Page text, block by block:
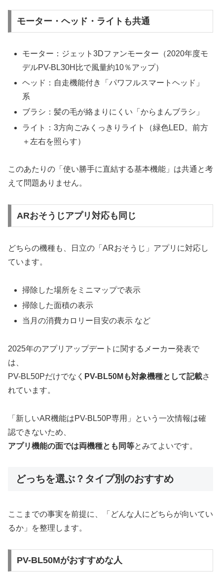
モーター・ヘッド・ライトも共通
モーター：ジェット3Dファンモーター（2020年度モ
デルPV-BL30H比で風量約10％アップ）
ヘッド：自走機能付き「パワフルスマートヘッド」
系
ブラシ：髪の毛が絡まりにくい「からまんブラシ」
ライト：3方向ごみくっきりライト（緑色LED。前方
＋左右を照らす）
このあたりの「使い勝手に直結する基本機能」は共通と考
えて問題ありません。
ARおそうじアプリ対応も同じ
どちらの機種も、日立の「ARおそうじ」アプリに対応し
ています。
掃除した場所をミニマップで表示
掃除した面積の表示
当月の消費カロリー目安の表示 など
2025年のアプリアップデートに関するメーカー発表で
は、
PV-BL50Pだけでなく PV-BL50Mも対象機種として記載さ
れています。
「新しいAR機能はPV-BL50P専用」という一次情報は確
認できないため、
アプリ機能の面では両機種とも同等とみてよいです。
どっちを選ぶ？タイプ別のおすすめ
ここまでの事実を前提に、「どんな人にどちらが向いてい
るか」を整理します。
PV-BL50Mがおすすめな人